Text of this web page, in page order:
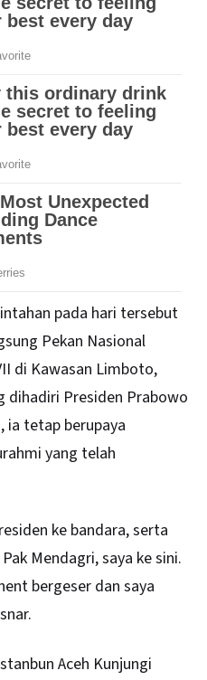
pada hari tersebut
Pekan Nasional
di Kawasan Limboto,
dihadiri Presiden Prabowo
ia tetap berupaya
yang telah
ke bandara, serta
Mendagri, saya ke sini.
bergeser dan saya
Aceh Kunjungi